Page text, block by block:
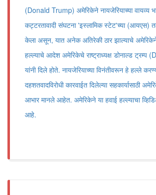
(Donald Trump) अमेरिकेने नायजेरियाच्या वायव्य
कट्टरतावादी संघटना 'इस्लामिक स्टेट'च्या (आयएस)
केला असून, यात अनेक अतिरेकी ठार झाल्याचे
हल्ल्याचे आदेश अमेरिकेचे राष्ट्राध्यक्ष डोनाल्ड ट्रम्प
यांनी दिले होते. नायजेरियाच्या विनंतीवरून हे हल्ले
दहशतवादविरोधी कारवाईत दिलेल्या सहकार्यासाठी
आभार मानले आहेत. अमेरिकेने या हवाई हल्ल्याचा
आहे.